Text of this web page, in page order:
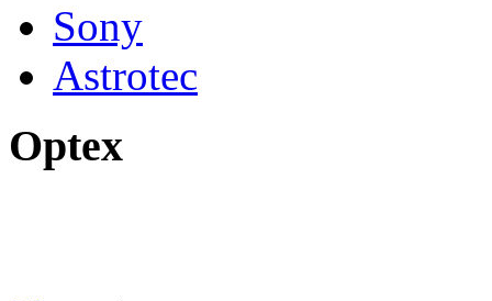
Sony
Astrotec
Optex